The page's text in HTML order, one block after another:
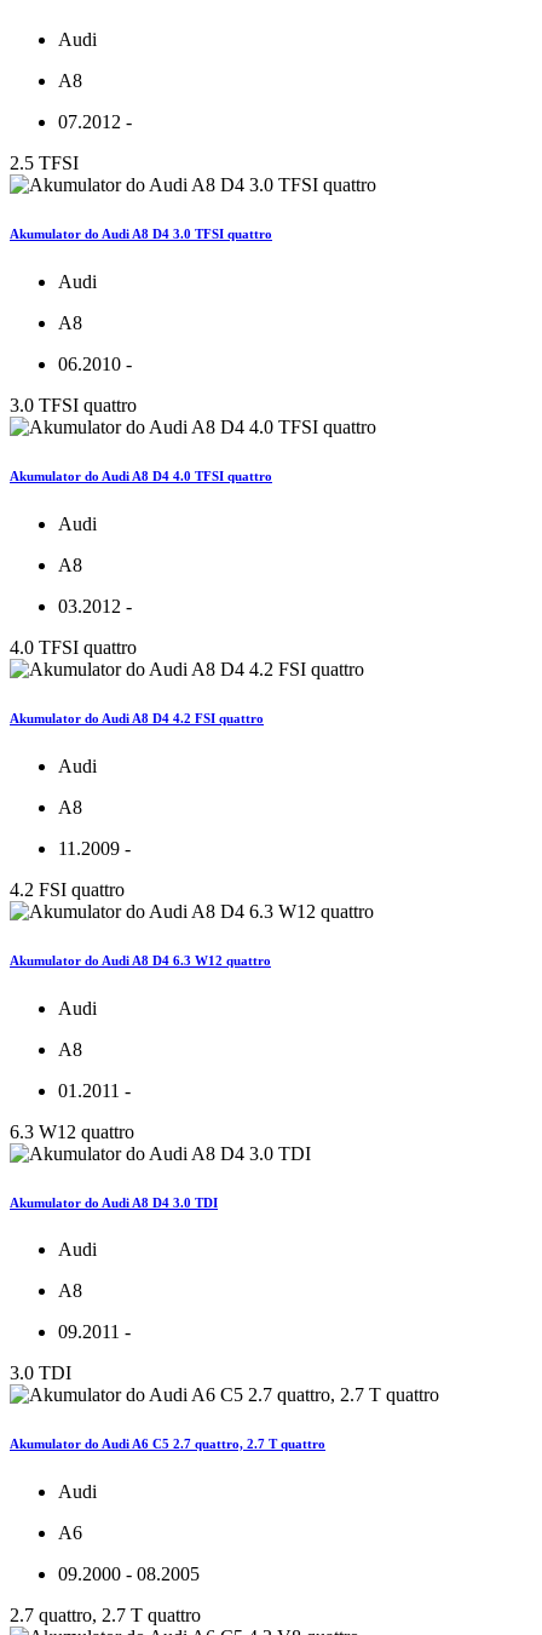
Audi
A8
07.2012 -
2.5 TFSI
Akumulator do Audi A8 D4 3.0 TFSI quattro
Audi
A8
06.2010 -
3.0 TFSI quattro
Akumulator do Audi A8 D4 4.0 TFSI quattro
Audi
A8
03.2012 -
4.0 TFSI quattro
Akumulator do Audi A8 D4 4.2 FSI quattro
Audi
A8
11.2009 -
4.2 FSI quattro
Akumulator do Audi A8 D4 6.3 W12 quattro
Audi
A8
01.2011 -
6.3 W12 quattro
Akumulator do Audi A8 D4 3.0 TDI
Audi
A8
09.2011 -
3.0 TDI
Akumulator do Audi A6 C5 2.7 quattro, 2.7 T quattro
Audi
A6
09.2000 - 08.2005
2.7 quattro, 2.7 T quattro